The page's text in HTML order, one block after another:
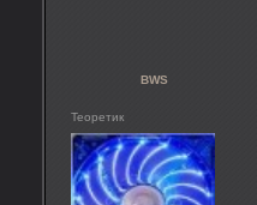
BWS
Теоретик